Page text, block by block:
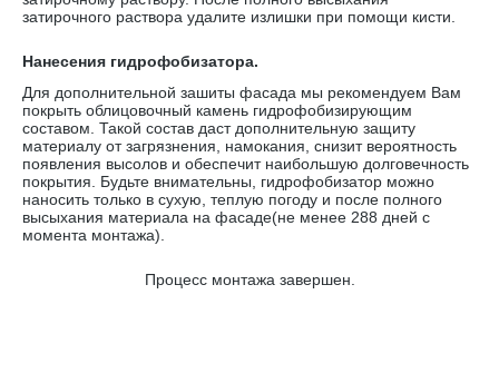
затирочного раствора удалите излишки при помощи кисти.
Нанесения гидрофобизатора.
Для дополнительной зашиты фасада мы рекомендуем Вам
покрыть облицовочный камень гидрофобизирующим
составом. Такой состав даст дополнительную защиту
материалу от загрязнения, намокания, снизит вероятность
появления высолов и обеспечит наибольшую долговечность
покрытия. Будьте внимательны, гидрофобизатор можно
наносить только в сухую, теплую погоду и после полного
высыхания материала на фасаде(не менее 288 дней с
момента монтажа).
Процесс монтажа завершен.